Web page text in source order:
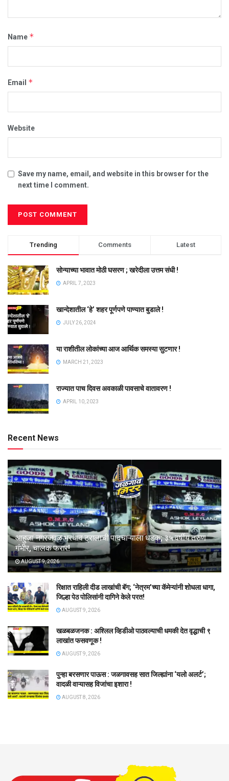
Name *
Email *
Website
Save my name, email, and website in this browser for the
next time I comment.
Trending Comments Latest
सोन्याच्या भावात मोठी घसरण ; खरेदीला उत्तम संधी !
APRIL 7, 2023
खान्देशातील ‘हे’ शहर पूर्णपणे पाण्यात बुडाले !
JULY 26, 2024
या राशीतील लोकांच्या आज आर्थिक समस्या सुटणार !
MARCH 21, 2023
राज्यात पाच दिवस अवकाळी पावसाचे वातावरण !
APRIL 10, 2023
Recent News
आहुजा नगरजवळ भरधाव ट्रालाची पादचाऱ्याला धडक; ३५ वर्षीय तरुण
गंभीर, चालक फरार!
AUGUST 9, 2026
रिक्षात राहिली दीड लाखांची बॅग; ‘नेत्रम’च्या कॅमेऱ्यांनी शोधला धागा,
जिल्हा पेठ पोलिसांनी दागिने केले परत!
AUGUST 9, 2026
खळबळजनक : अश्लिल व्हिडीओ पाठवल्याची धमकी देत वृद्धाची ९
लाखांत फसवणूक !
AUGUST 9, 2026
पुन्हा बरसणार पाऊस : जळगावसह सात जिल्ह्यांना ‘यलो अलर्ट’;
वादळी वाऱ्यासह विजांचा इशारा !
AUGUST 8, 2026